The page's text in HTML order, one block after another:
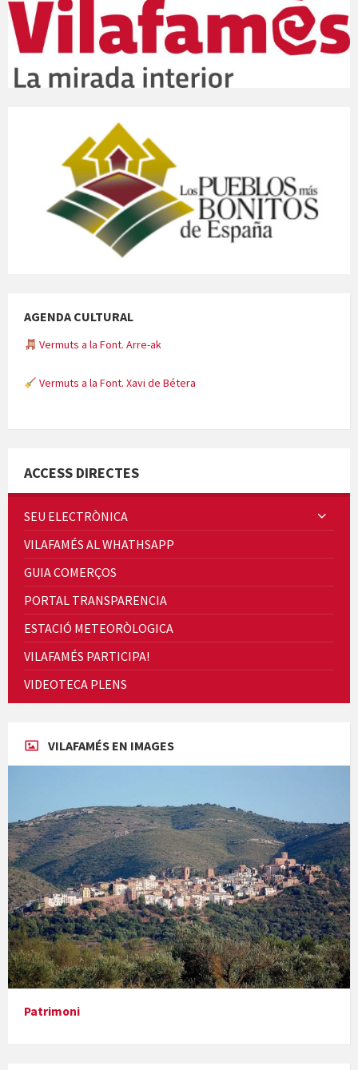
AGENDA CULTURAL
Vermuts a la Font. Arre-ak
Vermuts a la Font. Xavi de Bétera
Quintà Culroja
Cicle de Cine i Dones rurals
Concerts al Museu
Presentació del llibre &quot;La mare&quot;, d'Emma Zafon
ACCESS DIRECTES
SEU ELECTRÒNICA
VILAFAMÉS AL WHATHSAPP
GUIA COMERÇOS
PORTAL TRANSPARENCIA
ESTACIÓ METEORÒLOGICA
VILAFAMÉS PARTICIPA!
VIDEOTECA PLENS
VILAFAMÉS EN IMAGES
Patrimoni